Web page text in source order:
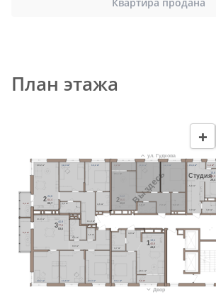
План этажа
+
3,4 м²
4,7 м²
13,1 м²
18,1 м²
4,9 м²
1
13,1
40,8
44,2
6,0 м²
13,4 м²
13,8 м²
13,7 м²
21,0 м²
5,1 м²
9,0 м²
1,6 м²
3
40,9
77,6
83,6
4,3 м²
12,2 м²
12,4 м²
20,2 м²
11,0 м²
4,0 м² 4,6 м²
2
24,6
64,4
68,7
3,2 м² 12,4 м²
11,8 м²
16,1 м²
3,5 м²
2 56,0
59,2
1,4 м²
5,6 м²
3,8 м²
15,6 м²
3,0 м²
Cтудия
15,6
28,0
29,4
Вы здесь
ул. Гудкова
Двор